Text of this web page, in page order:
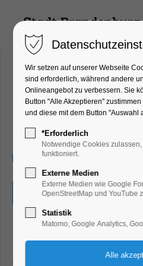
Quiz-Tour
Bildung, Vortrag,
Jugend, Mitmach-Aktion
04.02.2025, 10:00–17:30
Eintritt frei
Liebst du Geheimnisse?
Nimm die Fragezettel sowie
oder bis zu fünf Quiz-Touren
Wir setzen auf unserer Webseite
sind erforderlich, während andere
Onlineangebot zu verbessern. Sie
Button "Alle Akzeptieren"
und diese mit dem Button "Auswahl
*Erforderlich
Notwendige Cookies
funktioniert.
Externe Medien
Externe Medien wie Google
OpenStreetMap und YouTube
Statistik
Matomo, Google Analytics,